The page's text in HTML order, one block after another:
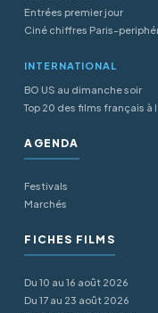
Entrées premier jour
Ciné chiffres Paris-
INTERNATIONAL
BO US au dimanche soir
Top 20 des films français à
AGENDA
Festivals
Marchés
FICHES FILMS
Du 10 au 16 août 2026
Du 17 au 23 août 2026